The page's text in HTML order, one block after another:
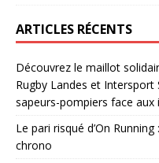
ARTICLES RÉCENTS
Découvrez le maillot
Rugby Landes et
sapeurs-pompiers face aux
Le pari risqué d’On
chrono